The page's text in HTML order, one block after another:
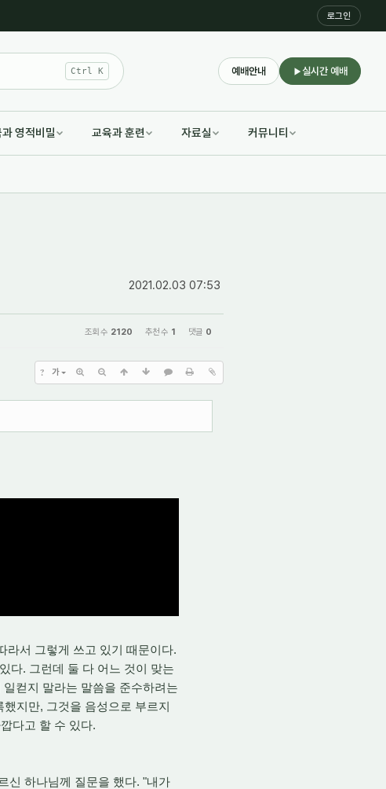
로그인
Ctrl K 예배안내 실시간 예배
영적비밀 교육과 훈련 자료실 커뮤니티
2021.02.03 07:53
조회 수 2120 추천 수 1 댓글 0
? 가
라서 그렇게 쓰고 있기 때문이다.
다. 그런데 둘 다 어느 것이 맞는
컫지 말라는 말씀을 준수하려는
지만, 그것을 음성으로 부르지
다고 할 수 있다.
신 하나님께 질문을 했다. "내가